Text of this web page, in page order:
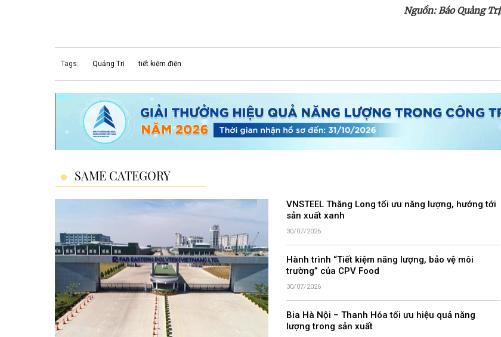
Nguồn: Báo Quảng Trị
Tags: Quảng Trị tiết kiệm điện
SAME CATEGORY
VNSTEEL Thăng Long tối ưu năng lượng, hướng tới
sản xuất xanh
30/07/2026
Hành trình “Tiết kiệm năng lượng, bảo vệ môi
trường” của CPV Food
30/07/2026
Bia Hà Nội – Thanh Hóa tối ưu hiệu quả năng
lượng trong sản xuất